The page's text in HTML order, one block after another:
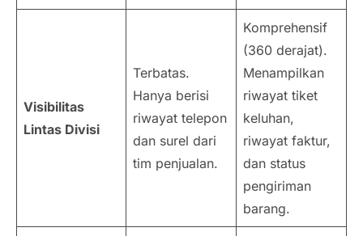
Visibilitas
Lintas Divisi
Terbatas.
Hanya berisi
riwayat telepon
dan surel dari
tim penjualan.
Komprehensif
(360 derajat).
Menampilkan
riwayat tiket
keluhan,
riwayat faktur,
dan status
pengiriman
barang.